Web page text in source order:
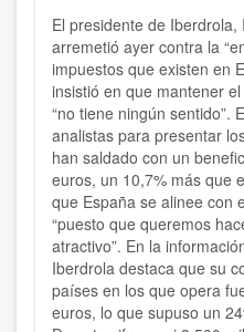
El presidente de
arremetió ayer contra la
impuestos que existen en
insistió en que mantener
“no tiene ningún sentido”.
analistas para presentar
han saldado con un
euros, un 10,7% más que
que España se alinee con
“puesto que queremos
atractivo”. En la
Iberdrola destaca que su
países en los que opera
euros, lo que supuso un